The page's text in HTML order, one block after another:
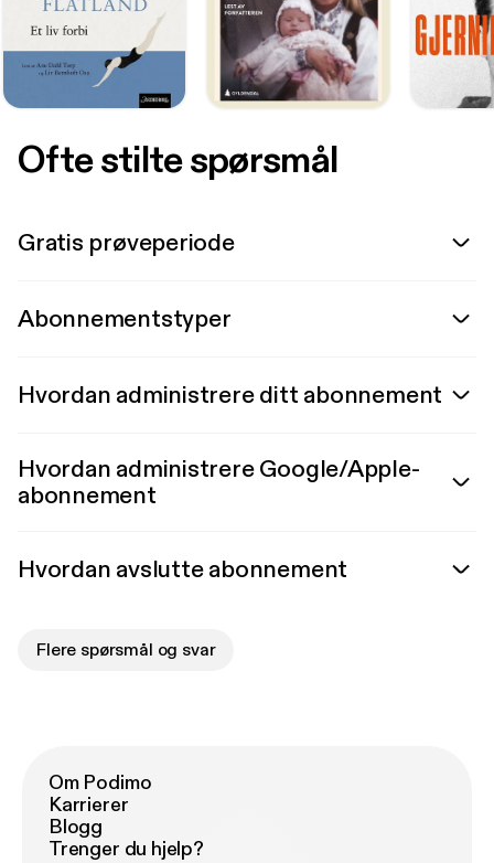
Ofte stilte spørsmål
Gratis prøveperiode
Abonnementstyper
Hvordan administrere ditt abonnement
Hvordan administrere Google/Apple-
abonnement
Hvordan avslutte abonnement
Flere spørsmål og svar
Om Podimo
Karrierer
Blogg
Trenger du hjelp?